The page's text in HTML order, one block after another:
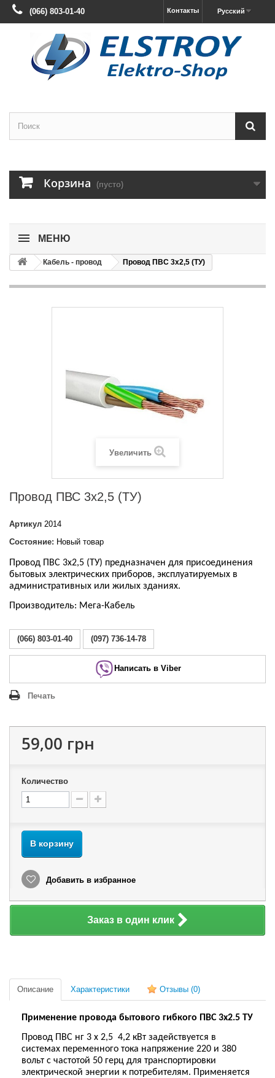
Русский
Контакты
(066) 803-01-40
Корзина (пусто)
МЕНЮ
Кабель - провод Провод ПВС 3х2,5 (ТУ)
Увеличить
Провод ПВС 3х2,5 (ТУ)
Артикул 2014
Состояние: Новый товар
Провод ПВС 3х2,5 (ТУ) предназначен для присоединения
бытовых электрических приборов, эксплуатируемых в
административных или жилых зданиях.
Производитель: Мега-Кабель
(066) 803-01-40 (097) 736-14-78
Написать в Viber
Печать
59,00 грн
Количество
В корзину
Добавить в избранное
Заказ в один клик
Описание Характеристики Отзывы (0)
Применение провода бытового гибкого ПВС 3х2.5 ТУ
Провод ПВС нг 3 х 2,5 4,2 кВт задействуется в
системах переменного тока напряжение 220 и 380
вольт с частотой 50 герц для транспортировки
электрической энергии к потребителям. Применяется